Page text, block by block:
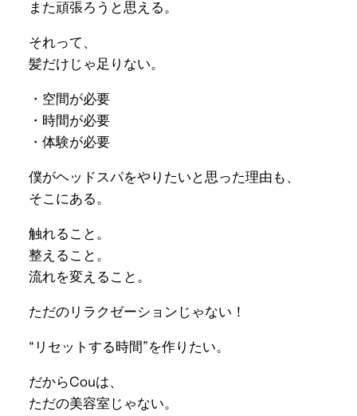
また頑張ろうと思える。
それって、
髪だけじゃ足りない。
・空間が必要
・時間が必要
・体験が必要
僕がヘッドスパをやりたいと思った理由も、
そこにある。
触れること。
整えること。
流れを変えること。
ただのリラクゼーションじゃない！
“リセットする時間”を作りたい。
だからCouは、
ただの美容室じゃない。